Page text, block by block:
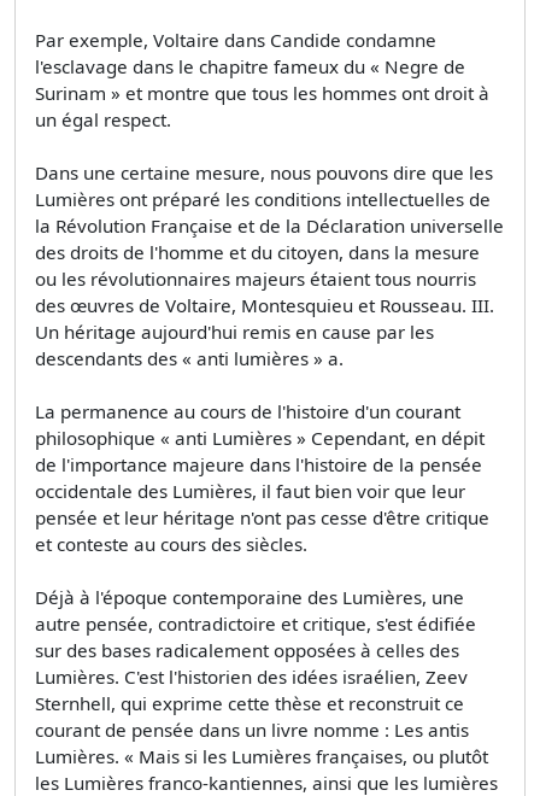
Par exemple, Voltaire dans Candide condamne
l'esclavage dans le chapitre fameux du « Negre de
Surinam » et montre que tous les hommes ont droit à
un égal respect.
Dans une certaine mesure, nous pouvons dire que les
Lumières ont préparé les conditions intellectuelles de
la Révolution Française et de la Déclaration universelle
des droits de l'homme et du citoyen, dans la mesure
ou les révolutionnaires majeurs étaient tous nourris
des œuvres de Voltaire, Montesquieu et Rousseau. III.
Un héritage aujourd'hui remis en cause par les
descendants des « anti lumières » a.
La permanence au cours de l'histoire d'un courant
philosophique « anti Lumières » Cependant, en dépit
de l'importance majeure dans l'histoire de la pensée
occidentale des Lumières, il faut bien voir que leur
pensée et leur héritage n'ont pas cesse d'être critique
et conteste au cours des siècles.
Déjà à l'époque contemporaine des Lumières, une
autre pensée, contradictoire et critique, s'est édifiée
sur des bases radicalement opposées à celles des
Lumières. C'est l'historien des idées israélien, Zeev
Sternhell, qui exprime cette thèse et reconstruit ce
courant de pensée dans un livre nomme : Les antis
Lumières. « Mais si les Lumières françaises, ou plutôt
les Lumières franco-kantiennes, ainsi que les lumières